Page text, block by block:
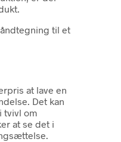
til et
at lave en
Det kan
tvivl om
at se det i